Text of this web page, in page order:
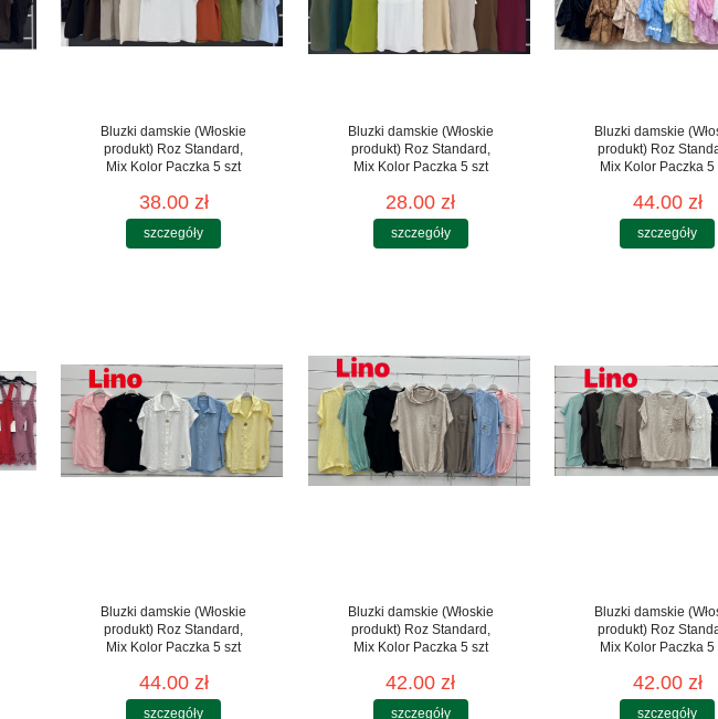
Bluzki damskie (Włoskie
produkt) Roz Standard,
Mix Kolor Paczka 5 szt
38.00 zł
szczegóły
Bluzki damskie (Włoskie
produkt) Roz Standard,
Mix Kolor Paczka 5 szt
28.00 zł
szczegóły
Bluzki damskie
produkt) Roz
Mix Kolor Paczka 5
44.00 zł
szczegóły
Bluzki damskie (Włoskie
produkt) Roz Standard,
Mix Kolor Paczka 5 szt
44.00 zł
szczegóły
Bluzki damskie (Włoskie
produkt) Roz Standard,
Mix Kolor Paczka 5 szt
42.00 zł
szczegóły
Bluzki damskie
produkt) Roz
Mix Kolor Paczka 5
42.00 zł
szczegóły